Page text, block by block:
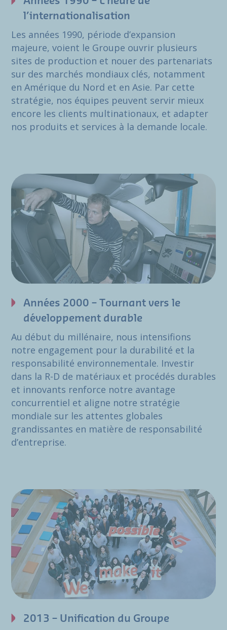
l’internationalisation
Les années 1990, période d’expansion
majeure, voient le Groupe ouvrir plusieurs
sites de production et nouer des partenariats
sur des marchés mondiaux clés, notamment
en Amérique du Nord et en Asie. Par cette
stratégie, nos équipes peuvent servir mieux
encore les clients multinationaux, et adapter
nos produits et services à la demande locale.
Années 2000 – Tournant vers le
développement durable
Au début du millénaire, nous intensifions
notre engagement pour la durabilité et la
responsabilité environnementale. Investir
dans la R-D de matériaux et procédés durables
et innovants renforce notre avantage
concurrentiel et aligne notre stratégie
mondiale sur les attentes globales
grandissantes en matière de responsabilité
d’entreprise.
2013 – Unification du Groupe